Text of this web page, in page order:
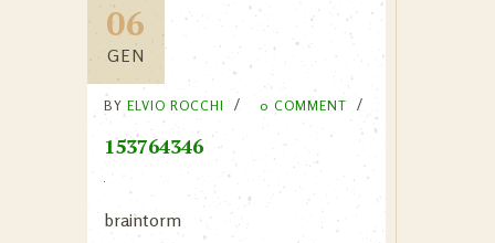
06
GEN
BY ELVIO ROCCHI 0 COMMENT
153764346
braintorm